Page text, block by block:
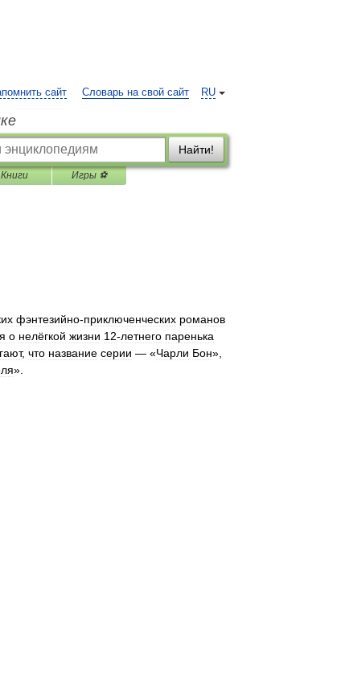
RU
сайт Словарь на свой сайт
Найти!
Книги Игры ⚽
фэнтезийно-приключенческих романов
о нелёгкой жизни 12-летнего паренька
, что название серии — «Чарли Бон»,
».